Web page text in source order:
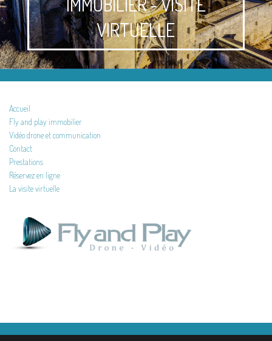
VIRTUELLE
Accueil
Fly and play immobilier
Vidéo drone et communication
Contact
Prestations
Réservez en ligne
La visite virtuelle